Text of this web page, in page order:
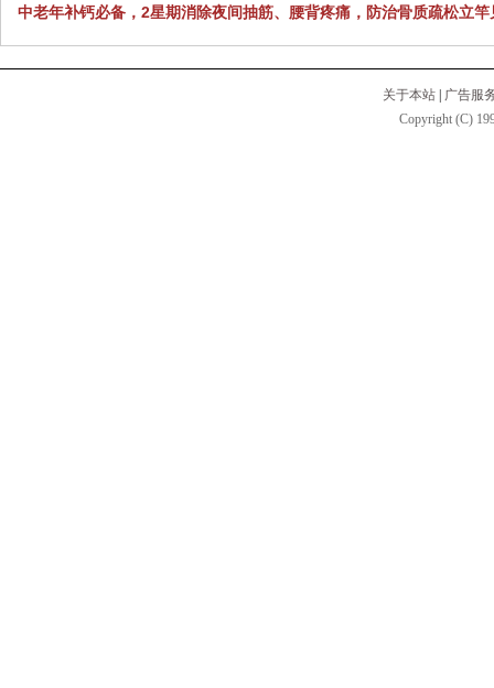
中老年补钙必备，2星期消除夜间抽筋、腰背疼痛，防治骨质疏松立竿
关于本站
广告服
Copyright (C)